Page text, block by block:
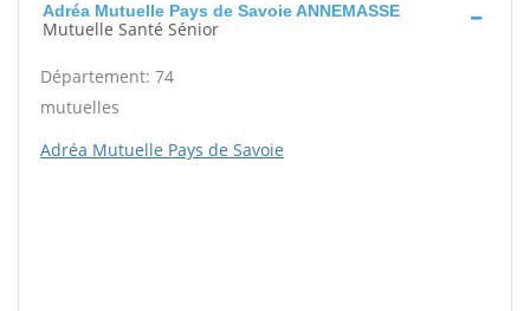
Adréa Mutuelle Pays de Savoie ANNEMASSE
Mutuelle Santé Sénior
Département: 74
mutuelles
Adréa Mutuelle Pays de Savoie